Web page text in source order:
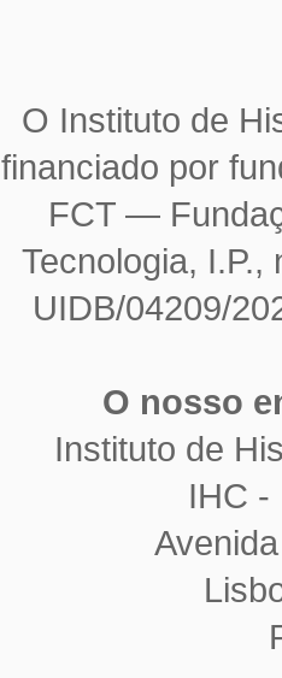
O Instituto de
financiado por
FCT —
Tecnologia,
UIDB/04209/
O nosso
Instituto de
IHC -